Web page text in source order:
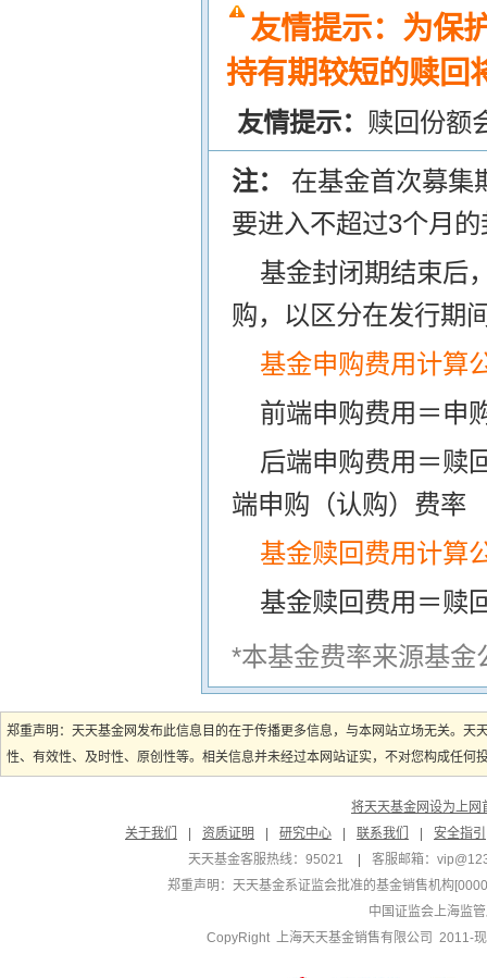
友情提示：为保
持有期较短的赎回
友情提示： 赎回份额
注： 在基金首次募集
要进入不超过3个月
基金封闭期结束后
购，以区分在发行期
基金申购费用计算
前端申购费用＝申
后端申购费用＝赎
端申购（认购）费率
基金赎回费用计算
基金赎回费用＝赎
*本基金费率来源基
郑重声明：天天基金网发布此信息目的在于传播更多信息，与本网站立场无关。
性、有效性、及时性、原创性等。相关信息并未经过本网站证实，不对您构成任
将天天基金网设为上网
关于我们
资质证明 研究中心 联系我们
安全指引
天天基金客服热线：95021
客服邮箱：
郑重声明： 天天基金系证监会批准的基金销售机构
中国证监会上海监
CopyRight 上海天天基金销售有限公司 2011-